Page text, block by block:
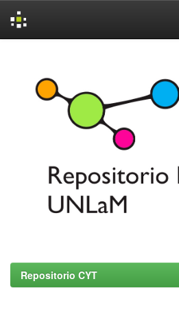
Repositorio CYT